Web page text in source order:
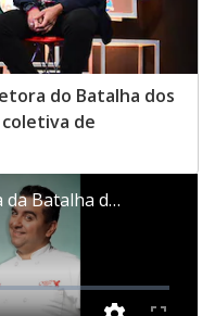
do Batalha dos
de